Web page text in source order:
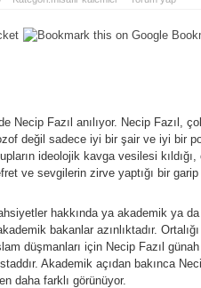
GÖNÜL
Necip Fazıl anılıyor. Necip Fazıl,
değil sadece iyi bir şair ve iyi bir
ideolojik kavga vesilesi
ve sevgilerin zirve yaptığı bir garip
hakkında ya akademik ya
bakanlar azınlıktadır.
düşmanları için Necip Fazıl
Akademik açıdan bakınca
daha farklı görünüyor.